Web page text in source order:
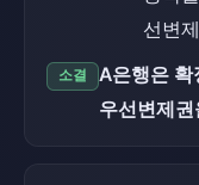
선변
소결
A은행은 확
우선변제